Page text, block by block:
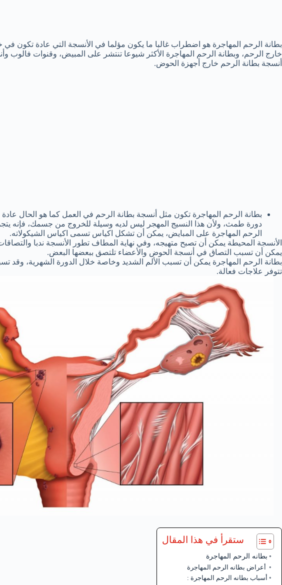
بطانة الرحم المهاجرة هو اضطراب غالبا ما يكون مؤلما في الأنسجة التي عادة تكون
خارج الرحم، وبطانة الرحم المهاجرة الأكثر شيوعا تنتشر على المبيض، وقنوات فالوب
أنسجة بطانة الرحم خارج أجهزة الحوض.
بطانة الرحم المهاجرة تكون مثل أنسجة بطانة الرحم في العمل كما هو الحال
دورة طمث، ولأن هذا النسيج المهجر ليس لديه وسيلة للخروج من جسمك، فإنه
الرحم المهاجرة على المبايض، يمكن أن تشكل اكياس تسمى اكياس الشيكولاته.
الأنسجة المحيطة يمكن أن تصبح متهيجه، وفي نهاية المطاف تطور الأنسجة ندبا
يمكن أن تسبب التصاق في أنسجة الحوض والأعضاء تلتصق ببعضها البعض.
بطانة الرحم المهاجرة يمكن أن تسبب الألم الشديد وخاصة خلال الدورة الشهرية،
تتوفر علاجات فعالة.
ستقرأ في هذا المقال
بطانه الرحم المهاجرة
أعراض بطانه الرحم المهاجرة
أسباب بطانه الرحم المهاجرة :